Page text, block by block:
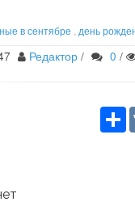
в сентябре день
Редактор / 0 /